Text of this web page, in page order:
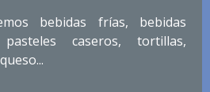
bebidas frías, bebidas
caseros, tortillas,